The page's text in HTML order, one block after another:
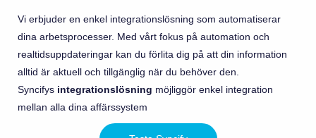
Vi erbjuder en enkel integrationslösning som automatiserar
dina arbetsprocesser. Med vårt fokus på automation och
realtidsuppdateringar kan du förlita dig på att din information
alltid är aktuell och tillgänglig när du behöver den.
Syncifys integrationslösning möjliggör enkel integration
mellan alla dina affärssystem